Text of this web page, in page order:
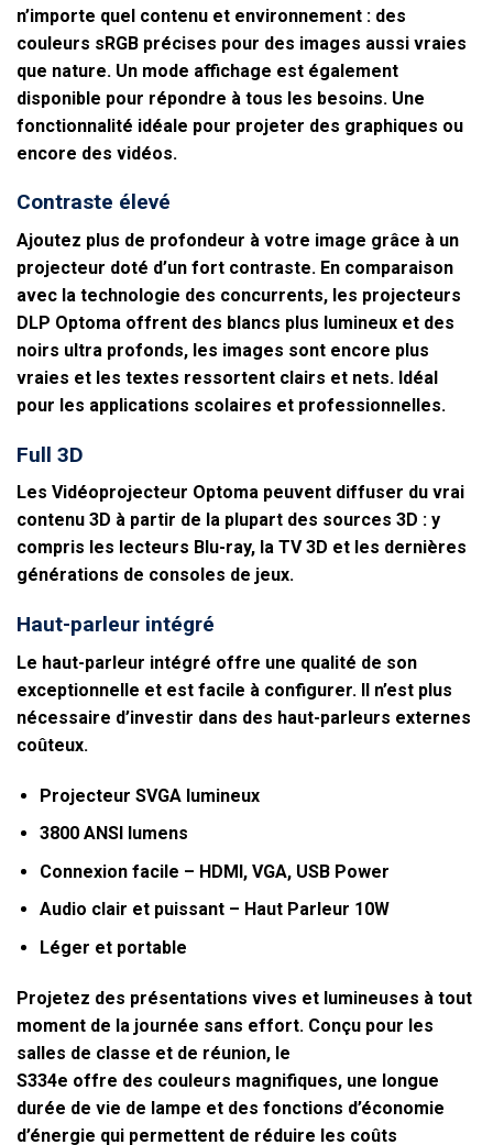
n’importe quel contenu et environnement : des
couleurs sRGB précises pour des images aussi vraies
que nature. Un mode affichage est également
disponible pour répondre à tous les besoins. Une
fonctionnalité idéale pour projeter des graphiques ou
encore des vidéos.
Contraste élevé
Ajoutez plus de profondeur à votre image grâce à un
projecteur doté d’un fort contraste. En comparaison
avec la technologie des concurrents, les projecteurs
DLP Optoma offrent des blancs plus lumineux et des
noirs ultra profonds, les images sont encore plus
vraies et les textes ressortent clairs et nets. Idéal
pour les applications scolaires et professionnelles.
Full 3D
Les Vidéoprojecteur Optoma peuvent diffuser du vrai
contenu 3D à partir de la plupart des sources 3D : y
compris les lecteurs Blu-ray, la TV 3D et les dernières
générations de consoles de jeux.
Haut-parleur intégré
Le haut-parleur intégré offre une qualité de son
exceptionnelle et est facile à configurer. Il n’est plus
nécessaire d’investir dans des haut-parleurs externes
coûteux.
Projecteur SVGA lumineux
3800 ANSI lumens
Connexion facile – HDMI, VGA, USB Power
Audio clair et puissant – Haut Parleur 10W
Léger et portable
Projetez des présentations vives et lumineuses à tout
moment de la journée sans effort. Conçu pour les
salles de classe et de réunion, le
S334e offre des couleurs magnifiques, une longue
durée de vie de lampe et des fonctions d’économie
d’énergie qui permettent de réduire les coûts